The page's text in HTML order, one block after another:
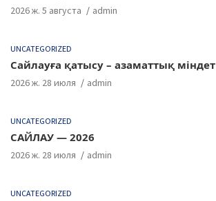
2026 ж. 5 августа admin
UNCATEGORIZED
Сайлауға қатысу – азаматтық міндет
2026 ж. 28 июля admin
UNCATEGORIZED
САЙЛАУ — 2026
2026 ж. 28 июля admin
UNCATEGORIZED